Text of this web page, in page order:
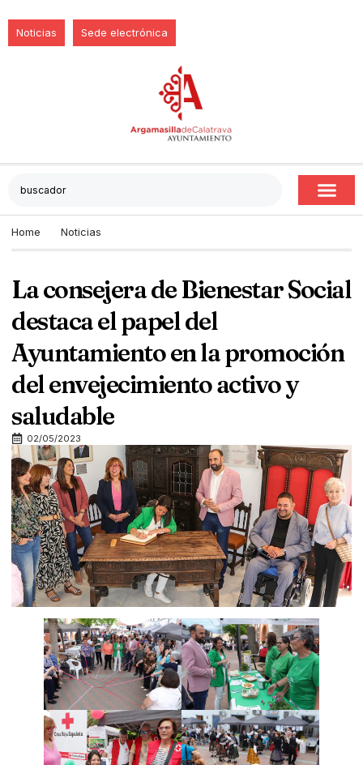
Noticias Sede electrónica
Home Noticias
La consejera de Bienestar Social
destaca el papel del
Ayuntamiento en la promoción
del envejecimiento activo y
saludable
02/05/2023